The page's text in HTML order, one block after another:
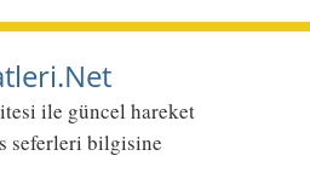
ile güncel hareket
seferleri bilgisine